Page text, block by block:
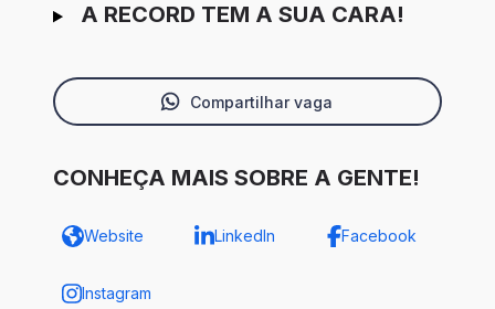
A RECORD TEM A SUA CARA!
Compartilhar vaga
CONHEÇA MAIS SOBRE A GENTE!
Website LinkedIn Facebook
Instagram